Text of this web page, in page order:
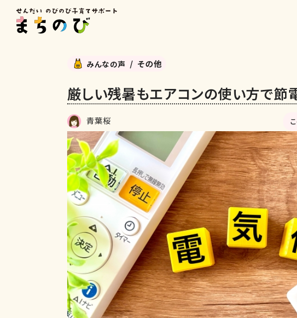
みんなの声 その他
厳しい残暑もエアコンの使い方で節
青葉桜